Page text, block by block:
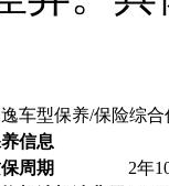
车型保养/保险综合
信息
周期
2年